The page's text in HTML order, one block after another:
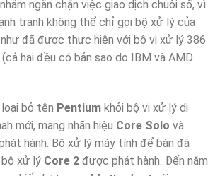
ngăn chặn việc giao dịch chuỗi số, vì
tranh không thể chỉ gọi bộ xử lý của
đã được thực hiện với bộ vi xử lý 386
hai đều có bản sao do IBM và AMD
bỏ tên Pentium khỏi bộ vi xử lý di
mới, mang nhãn hiệu Core Solo và
hành. Bộ xử lý máy tính để bàn đã
xử lý Core 2 được phát hành. Đến năm